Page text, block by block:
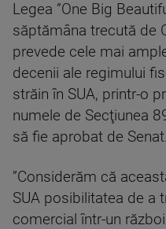
Legea ”One Big
săptămâna trecută de
prevede cele mai
decenii ale regimului
străin în SUA, printr-o
numele de Secţiunea
să fie aprobat de Senat.
”Considerăm că
SUA posibilitatea de a
comercial într-un